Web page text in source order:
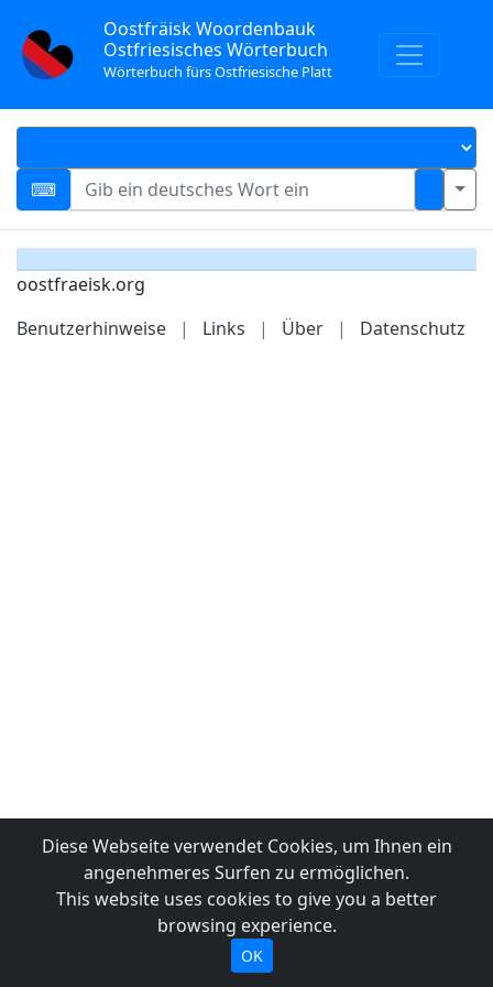
Oostfräisk Woordenbauk
Ostfriesisches Wörterbuch
Wörterbuch fürs Ostfriesische Platt
oostfraeisk.org
Benutzerhinweise
| Links | Über | Datenschutz
Diese Webseite verwendet Cookies, um Ihnen ein
angenehmeres Surfen zu ermöglichen.
This website uses cookies to give you a better
browsing experience.
OK